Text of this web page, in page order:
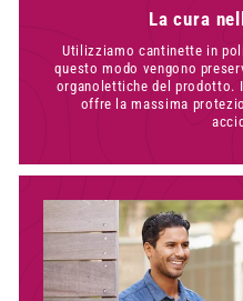
La cura
Utilizziamo cantinette in
questo modo vengono
organolettiche del
offre la massima